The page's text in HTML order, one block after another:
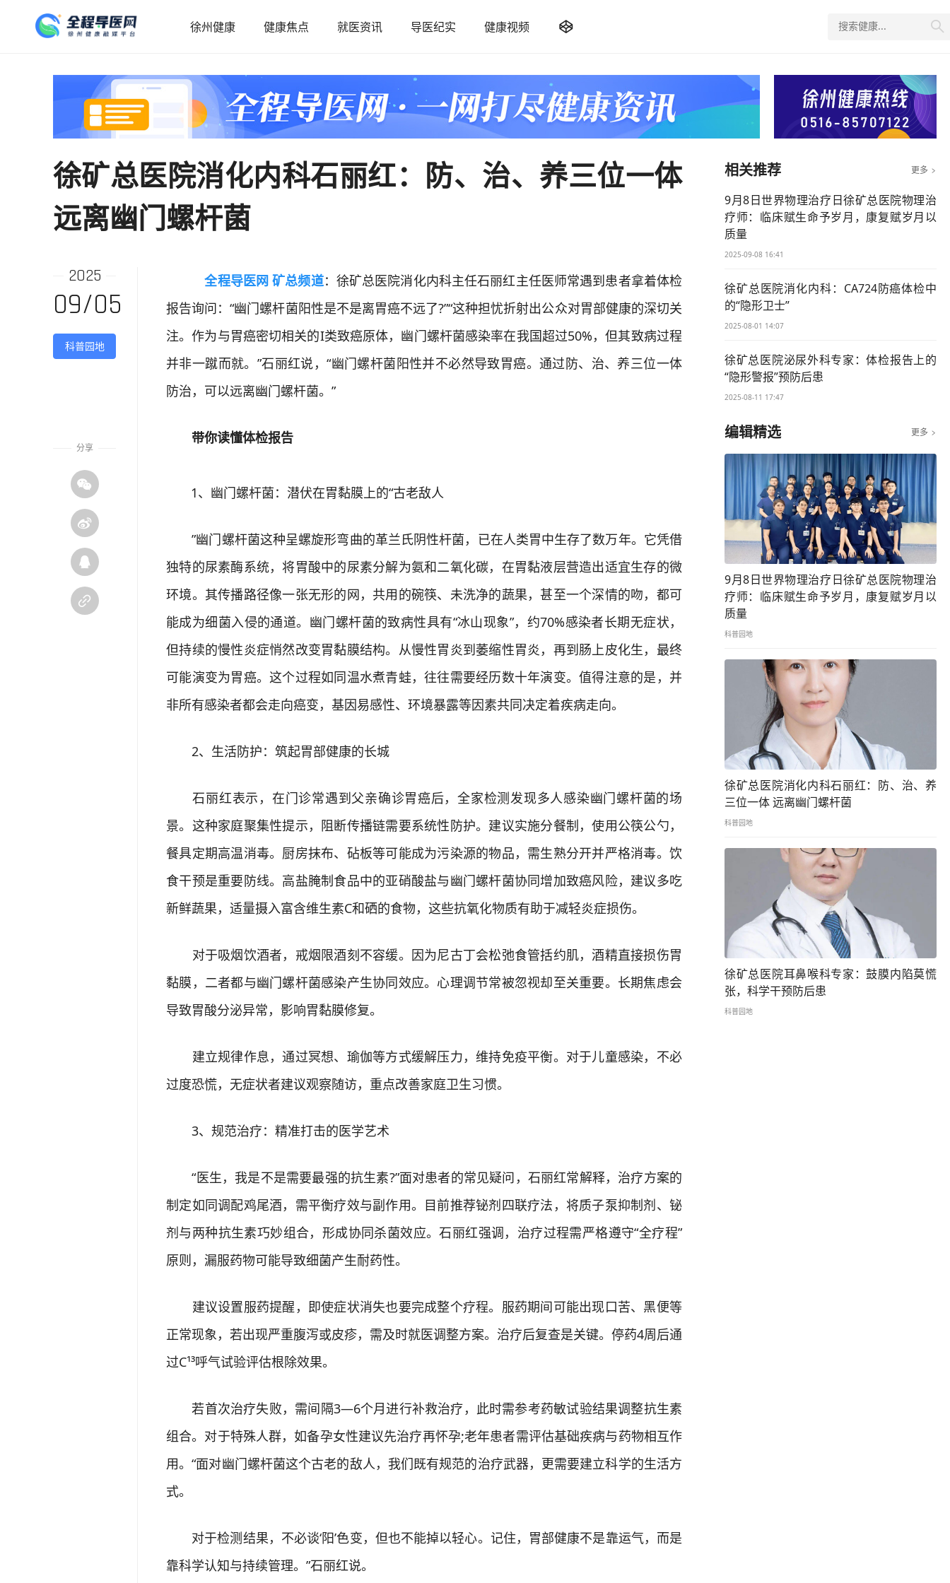
徐州健康 健康焦点 就医资讯 导医纪实 健康视频  
徐矿总医院消化内科石丽红：防、治、养三位一体
远离幽门螺杆菌
2025
09/05
科普园地
分享




全程导医网 矿总频道：徐矿总医院消化内科主任石丽红主任医师常遇到患者拿着体检
报告询问：“幽门螺杆菌阳性是不是离胃癌不远了?”“这种担忧折射出公众对胃部健康的深切关
注。作为与胃癌密切相关的I类致癌原体，幽门螺杆菌感染率在我国超过50%，但其致病过程
并非一蹴而就。”石丽红说，“幽门螺杆菌阳性并不必然导致胃癌。通过防、治、养三位一体
防治，可以远离幽门螺杆菌。”
带你读懂体检报告
1、幽门螺杆菌：潜伏在胃黏膜上的“古老敌人
”幽门螺杆菌这种呈螺旋形弯曲的革兰氏阴性杆菌，已在人类胃中生存了数万年。它凭借
独特的尿素酶系统，将胃酸中的尿素分解为氨和二氧化碳，在胃黏液层营造出适宜生存的微
环境。其传播路径像一张无形的网，共用的碗筷、未洗净的蔬果，甚至一个深情的吻，都可
能成为细菌入侵的通道。幽门螺杆菌的致病性具有“冰山现象”，约70%感染者长期无症状，
但持续的慢性炎症悄然改变胃黏膜结构。从慢性胃炎到萎缩性胃炎，再到肠上皮化生，最终
可能演变为胃癌。这个过程如同温水煮青蛙，往往需要经历数十年演变。值得注意的是，并
非所有感染者都会走向癌变，基因易感性、环境暴露等因素共同决定着疾病走向。
2、生活防护：筑起胃部健康的长城
石丽红表示，在门诊常遇到父亲确诊胃癌后，全家检测发现多人感染幽门螺杆菌的场
景。这种家庭聚集性提示，阻断传播链需要系统性防护。建议实施分餐制，使用公筷公勺，
餐具定期高温消毒。厨房抹布、砧板等可能成为污染源的物品，需生熟分开并严格消毒。饮
食干预是重要防线。高盐腌制食品中的亚硝酸盐与幽门螺杆菌协同增加致癌风险，建议多吃
新鲜蔬果，适量摄入富含维生素C和硒的食物，这些抗氧化物质有助于减轻炎症损伤。
对于吸烟饮酒者，戒烟限酒刻不容缓。因为尼古丁会松弛食管括约肌，酒精直接损伤胃
黏膜，二者都与幽门螺杆菌感染产生协同效应。心理调节常被忽视却至关重要。长期焦虑会
导致胃酸分泌异常，影响胃黏膜修复。
建立规律作息，通过冥想、瑜伽等方式缓解压力，维持免疫平衡。对于儿童感染，不必
过度恐慌，无症状者建议观察随访，重点改善家庭卫生习惯。
3、规范治疗：精准打击的医学艺术
“医生，我是不是需要最强的抗生素?”面对患者的常见疑问，石丽红常解释，治疗方案的
制定如同调配鸡尾酒，需平衡疗效与副作用。目前推荐铋剂四联疗法，将质子泵抑制剂、铋
剂与两种抗生素巧妙组合，形成协同杀菌效应。石丽红强调，治疗过程需严格遵守“全疗程”
原则，漏服药物可能导致细菌产生耐药性。
建议设置服药提醒，即使症状消失也要完成整个疗程。服药期间可能出现口苦、黑便等
正常现象，若出现严重腹泻或皮疹，需及时就医调整方案。治疗后复查是关键。停药4周后通
过C¹³呼气试验评估根除效果。
若首次治疗失败，需间隔3—6个月进行补救治疗，此时需参考药敏试验结果调整抗生素
组合。对于特殊人群，如备孕女性建议先治疗再怀孕;老年患者需评估基础疾病与药物相互作
用。“面对幽门螺杆菌这个古老的敌人，我们既有规范的治疗武器，更需要建立科学的生活方
式。
对于检测结果，不必谈‘阳’色变，但也不能掉以轻心。记住，胃部健康不是靠运气，而是
靠科学认知与持续管理。”石丽红说。
相关推荐 更多 
9月8日世界物理治疗日徐矿总医院物理治
疗师：临床赋生命予岁月，康复赋岁月以
质量
2025-09-08 16:41
徐矿总医院消化内科：CA724防癌体检中
的“隐形卫士”
2025-08-01 14:07
徐矿总医院泌尿外科专家：体检报告上的
“隐形警报”预防后患
2025-08-11 17:47
编辑精选 更多 
9月8日世界物理治疗日徐矿总医院物理治
疗师：临床赋生命予岁月，康复赋岁月以
质量
科普园地
徐矿总医院消化内科石丽红：防、治、养
三位一体 远离幽门螺杆菌
科普园地
徐矿总医院耳鼻喉科专家：鼓膜内陷莫慌
张，科学干预防后患
科普园地